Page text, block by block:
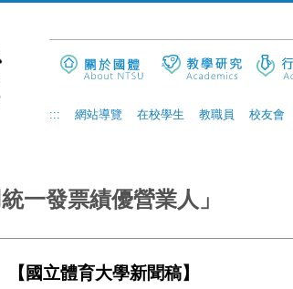
::: 網站導覽 在校學生 教職員 校友會
一發票績優營業人」
【國立體育大學新聞稿】